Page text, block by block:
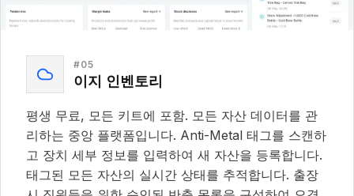
#05
이지 인벤토리
평생 무료, 모든 키트에 포함. 모든 자산 데이터를 관
리하는 중앙 플랫폼입니다. Anti-Metal 태그를 스캔하
고 장치 세부 정보를 입력하여 새 자산을 등록합니다.
태그된 모든 자산의 실시간 상태를 추적합니다. 출장